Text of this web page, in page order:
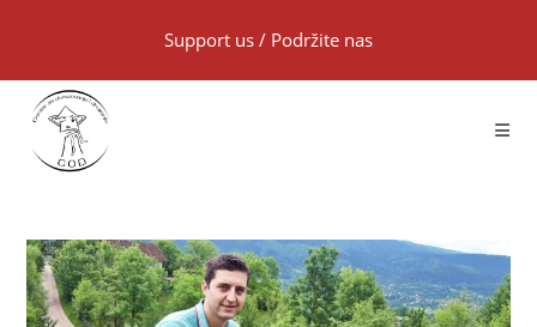
Support us / Podržite nas